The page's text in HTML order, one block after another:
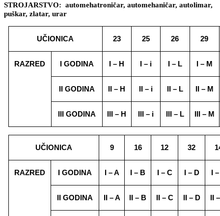
STROJARSTVO: automehatroničar, automehaničar, autolimar,
puškar, zlatar, urar
UČIONICA 23 25 26 29
RAZRED I GODINA I – H I – i I – L I – M
II GODINA II – H II – i II – L II – M
III GODINA III – H III – i III – L III – M
UČIONICA 9 16 12 32
RAZRED I GODINA I – A I – B I – C I – D I
II GODINA II – A II – B II – C II – D II